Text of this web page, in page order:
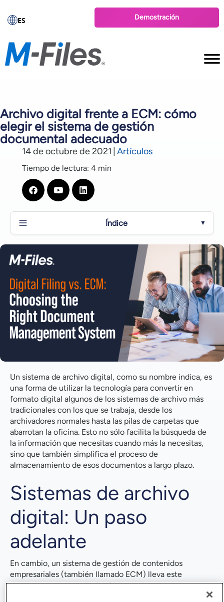
ES Demostración
Archivo digital frente a ECM: cómo
elegir el sistema de gestión
documental adecuado
14 de octubre de 2021 Artículos
Tiempo de lectura: 4 min
Índice ▼
Diferencias clave entre archivado digital y ECM
Metadatos y funciones de búsqueda avanzada
Funciones de colaboración y control de versiones
Mayor seguridad y controles de acceso
Un sistema de archivo digital, como su nombre indica, es
una forma de utilizar la tecnología para convertir en
formato digital algunos de los sistemas de archivo más
tradicionales con los que se trabaja, desde los
archivadores normales hasta las pilas de carpetas que
abarrotan la oficina. Esto no sólo facilita la búsqueda de
la información que necesitas cuando más la necesitas,
sino que también simplifica el proceso de
almacenamiento de esos documentos a largo plazo.
Sistemas de archivo
digital: Un paso
adelante
En cambio, un sistema de gestión de contenidos
empresariales (también llamado ECM) lleva este
concepto un paso más allá. Sí, hace absolutamente todo